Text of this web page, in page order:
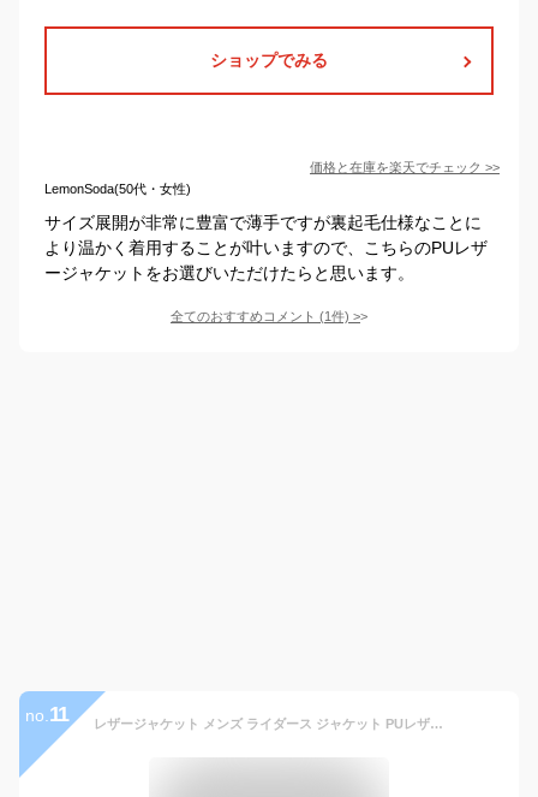
ショップでみる
価格と在庫を楽天でチェック >>
LemonSoda(50代・女性)
サイズ展開が非常に豊富で薄手ですが裏起毛仕様なことに
より温かく着用することが叶いますので、こちらのPUレザ
ージャケットをお選びいただけたらと思います。
全てのおすすめコメント (1件) >
no. 11 レザージャケット メンズ ライダース ジャケット PUレザー 革ジャン ジャンパー シングル ダブル 春 秋 冬 おしゃれ 大きいサイズも充実【Men’s レザージャケット特集】バナーから↓